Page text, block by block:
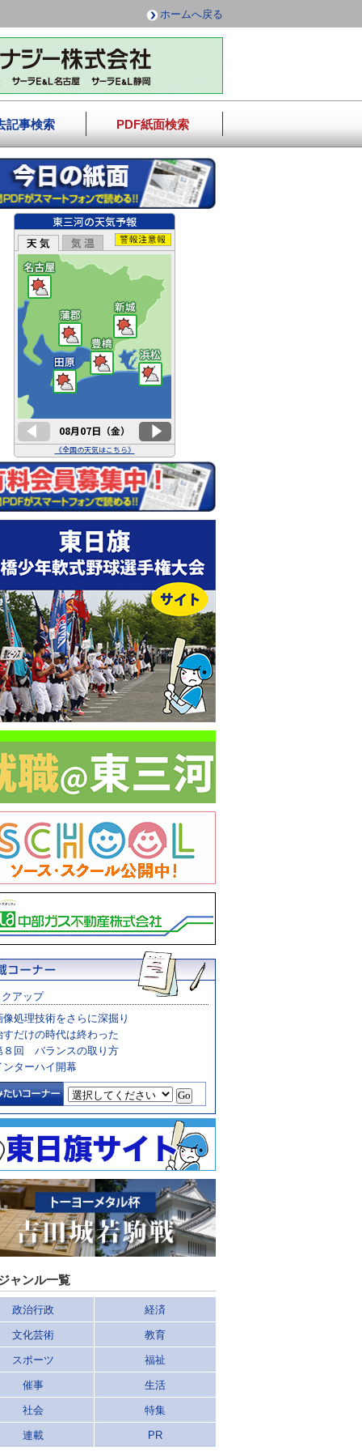
ホームへ戻る
記事検索 PDF紙面検索
アップ
像処理技術をさらに深掘り
すだけの時代は終わった
８回 バランスの取り方
ンターハイ開幕
ャンル一覧
政治行政 経済
文化芸術 教育
スポーツ 福祉
催事 生活
社会 特集
連載 PR